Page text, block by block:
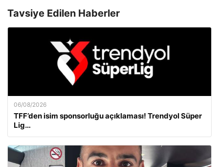
Tavsiye Edilen Haberler
06/08/2026
TFF’den isim sponsorluğu açıklaması! Trendyol Süper
Lig…